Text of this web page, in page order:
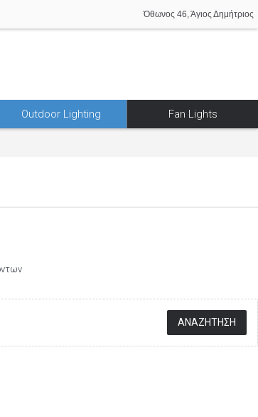
Όθωνος 46, Άγιος Δημήτριος
Outdoor Lighting Fan Lights